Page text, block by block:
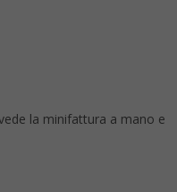
la minifattura a mano e